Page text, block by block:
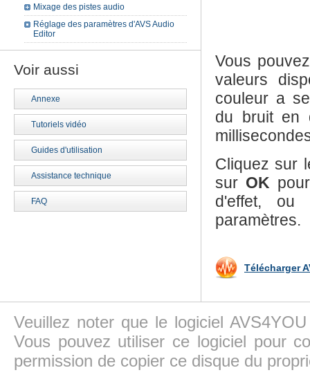
Vous
valeurs
couleur a
du bruit en
Cliquez sur
sur OK
d'effet,
paramètres.
Télécharger
Mixage des pistes audio
Réglage des paramètres d'AVS Audio
Editor
Voir aussi
Annexe
Tutoriels vidéo
Guides d'utilisation
Assistance technique
FAQ
Veuillez noter que le logiciel
Vous pouvez utiliser ce logiciel pour
permission de copier ce disque du